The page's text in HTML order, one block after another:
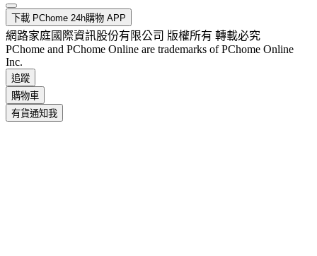
下載 PChome 24h購物 APP
網路家庭國際資訊股份有限公司 版權所有 轉載必究
PChome and PChome Online are trademarks of PChome Online
Inc.
追蹤
購物車
有貨通知我